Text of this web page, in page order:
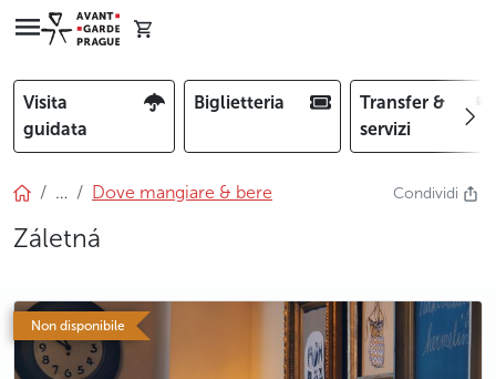
Visita
guidata
Biglietteria
Transfer &
servizi
… Dove mangiare & bere Condividi
Záletná
Non disponibile
photo 5